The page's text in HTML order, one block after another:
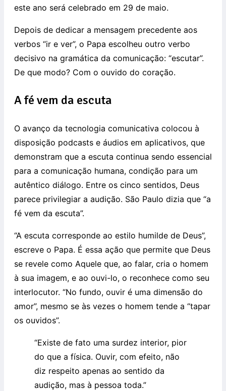
este ano será celebrado em 29 de maio.
Depois de dedicar a mensagem precedente aos
verbos “ir e ver”, o Papa escolheu outro verbo
decisivo na gramática da comunicação: “escutar”.
De que modo? Com o ouvido do coração.
A fé vem da escuta
O avanço da tecnologia comunicativa colocou à
disposição podcasts e áudios em aplicativos, que
demonstram que a escuta continua sendo essencial
para a comunicação humana, condição para um
autêntico diálogo. Entre os cinco sentidos, Deus
parece privilegiar a audição. São Paulo dizia que “a
fé vem da escuta”.
“A escuta corresponde ao estilo humilde de Deus”,
escreve o Papa. É essa ação que permite que Deus
se revele como Aquele que, ao falar, cria o homem
à sua imagem, e ao ouvi-lo, o reconhece como seu
interlocutor. “No fundo, ouvir é uma dimensão do
amor”, mesmo se às vezes o homem tende a “tapar
os ouvidos”.
“Existe de fato uma surdez interior, pior
do que a física. Ouvir, com efeito, não
diz respeito apenas ao sentido da
audição, mas à pessoa toda.”